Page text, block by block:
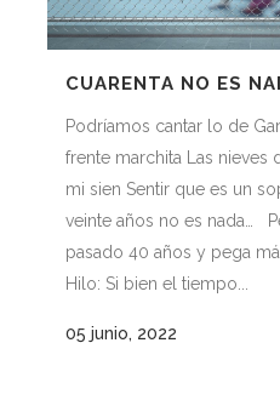
CUARENTA NO ES
Podríamos cantar lo de
frente marchita Las nieves
mi sien Sentir que es un
veinte años no es nada…
pasado 40 años y pega
Hilo: Si bien el tiempo...
05 junio, 2022